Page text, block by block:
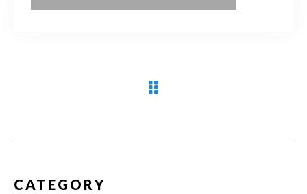
CATEGORY